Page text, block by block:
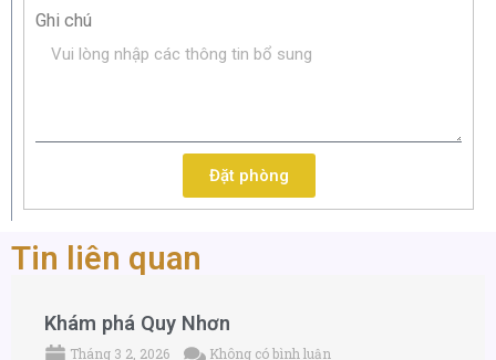
Ghi chú
Đặt phòng
Tin liên quan
Khám phá Quy Nhơn
Tháng 3 2, 2026 Không có bình luận